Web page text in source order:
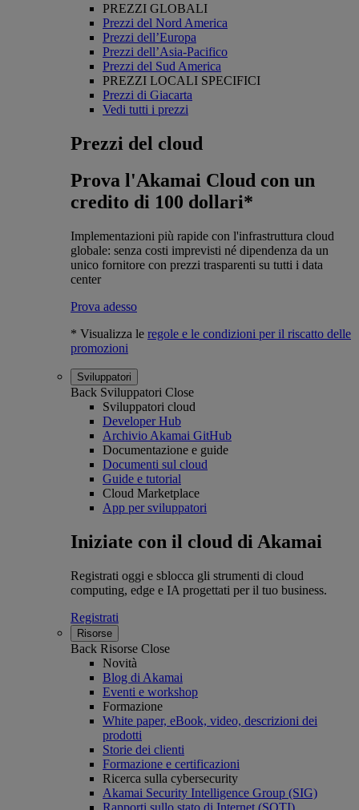
PREZZI GLOBALI
Prezzi del Nord America
Prezzi dell’Europa
Prezzi dell’Asia-Pacifico
Prezzi del Sud America
PREZZI LOCALI SPECIFICI
Prezzi di Giacarta
Vedi tutti i prezzi
Prezzi del cloud
Prova l'Akamai Cloud con un
credito di 100 dollari*
Implementazioni più rapide con l'infrastruttura cloud
globale: senza costi imprevisti né dipendenza da un
unico fornitore con prezzi trasparenti su tutti i data
center
Prova adesso
* Visualizza le regole e le condizioni per il riscatto delle
promozioni
Sviluppatori
Back Sviluppatori Close
Sviluppatori cloud
Developer Hub
Archivio Akamai GitHub
Documentazione e guide
Documenti sul cloud
Guide e tutorial
Cloud Marketplace
App per sviluppatori
Iniziate con il cloud di Akamai
Registrati oggi e sblocca gli strumenti di cloud
computing, edge e IA progettati per il tuo business.
Registrati
Risorse
Back Risorse Close
Novità
Blog di Akamai
Eventi e workshop
Formazione
White paper, eBook, video, descrizioni dei
prodotti
Storie dei clienti
Formazione e certificazioni
Ricerca sulla cybersecurity
Akamai Security Intelligence Group (SIG)